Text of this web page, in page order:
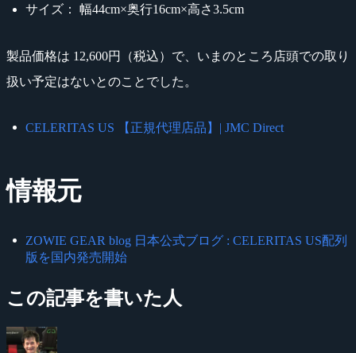
サイズ： 幅44cm×奥行16cm×高さ3.5cm
製品価格は 12,600円（税込）で、いまのところ店頭での取り
扱い予定はないとのことでした。
CELERITAS US 【正規代理店品】| JMC Direct
情報元
ZOWIE GEAR blog 日本公式ブログ : CELERITAS US配列
版を国内発売開始
この記事を書いた人